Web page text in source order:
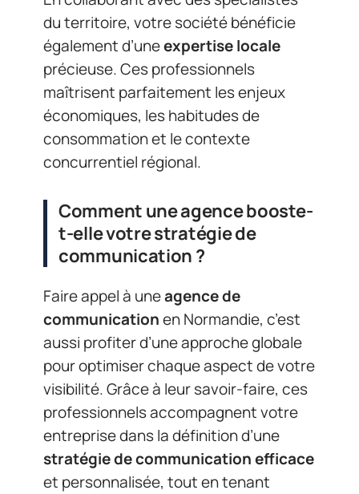
du territoire, votre société bénéficie
également d’uneexpertise locale
précieuse. Ces professionnels
maîtrisent parfaitement les enjeux
économiques, les habitudes de
consommation et le contexte
concurrentiel régional.
Comment une agence booste-
t-elle votre stratégie de
communication ?
Faire appel à uneagence de
communicationen Normandie, c’est
aussi profiter d’une approche globale
pour optimiser chaque aspect de votre
visibilité. Grâce à leur savoir-faire, ces
professionnels accompagnent votre
entreprise dans la définition d’une
stratégie de communication efficace
et personnalisée, tout en tenant